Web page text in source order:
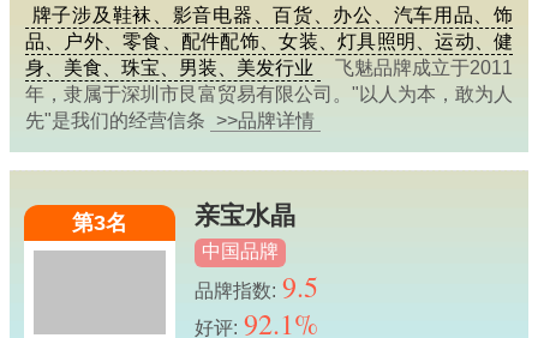
牌子涉及鞋袜、影音电器、百货、办公、汽车用品、饰
品、户外、零食、配件配饰、女装、灯具照明、运动、健
身、美食、珠宝、男装、美发行业
飞魅品牌成立于2011
年，隶属于深圳市艮富贸易有限公司。"以人为本，敢为人
先"是我们的经营信条 >>品牌详情
第3名 亲宝水晶
中国品牌
品牌指数: 9.5
好评: 92.1%